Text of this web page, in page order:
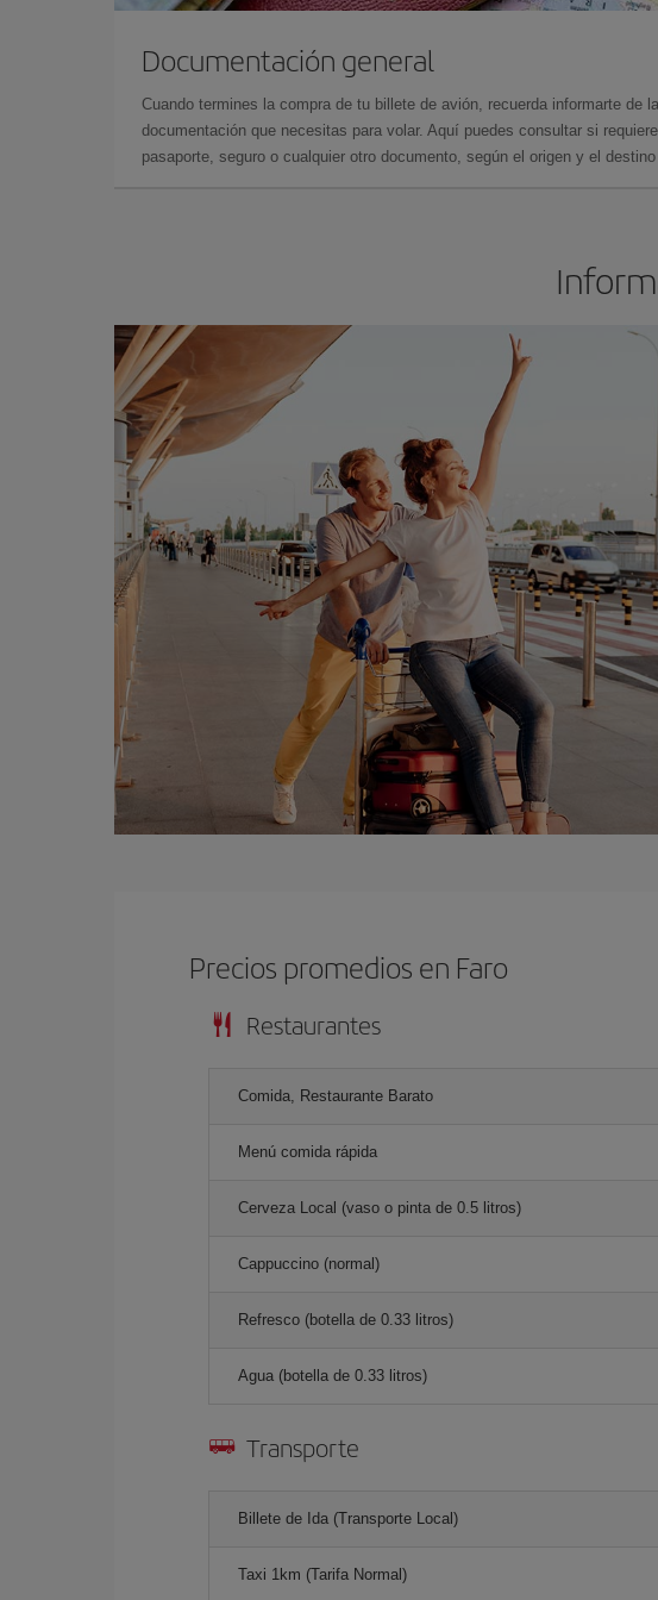
Documentación general
Cuando termines la compra de tu billete de avión, recuerda informarte de la
documentación que necesitas para volar. Aquí puedes consultar si
pasaporte, seguro o cualquier otro documento, según el origen y el
Precios promedios en Faro
Restaurantes
Comida, Restaurante Barato
Menú comida rápida
Cerveza Local (vaso o pinta de 0.5 litros)
Cappuccino (normal)
Refresco (botella de 0.33 litros)
Agua (botella de 0.33 litros)
Transporte
Billete de Ida (Transporte Local)
Taxi 1km (Tarifa Normal)